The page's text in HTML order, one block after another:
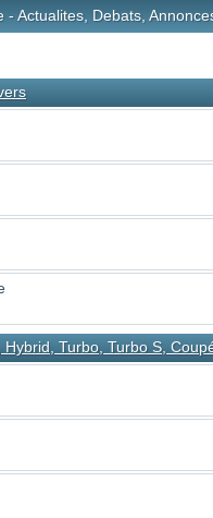
Actualites, Debats,
Turbo, Turbo S,